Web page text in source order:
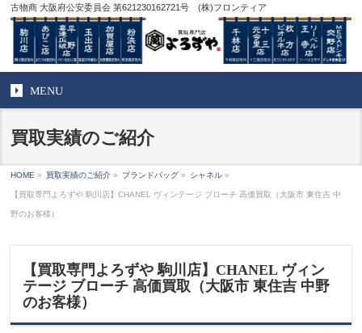
古物商 大阪府公安委員会 第621230162721号 (株)フロンティア
MENU
買取実績のご紹介
HOME » 買取実績のご紹介 » ブランドバッグ » シャネル »
【買取専門よろずや 駒川店】CHANEL ヴィンテージ ブローチ 高価買取（大阪市 東住吉 中
野のお客様）
【買取専門よろずや 駒川店】CHANEL ヴィン
テージ ブローチ 高価買取（大阪市 東住吉 中野
のお客様）